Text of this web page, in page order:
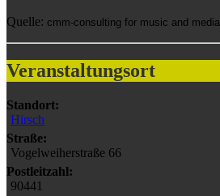
Quelle: cmm-consulting for music and media
Veranstaltungsort
Standort:
Hirsch
Straße:
Vogelweiherstraße 66
Postleitzahl:
90441